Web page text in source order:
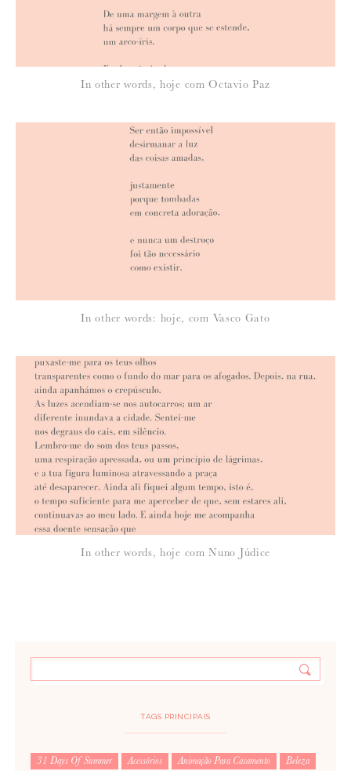
Para saber como tratamos e protegemos os seus dados, leia a nossa
In other words, hoje com Octavio Paz
In other words: hoje, com Vasco Gato
In other words, hoje com Nuno Júdice
TAGS PRINCIPAIS
31 Days Of Summer Acessórios Animação Para Casamento Beleza